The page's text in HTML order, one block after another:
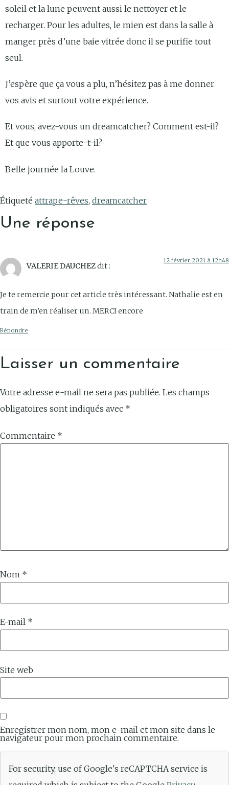
soleil et la lune peuvent aussi le nettoyer et le
recharger. Pour les adultes, le mien est dans la salle à
manger près d’une baie vitrée donc il se purifie tout
seul.
J’espère que ça vous a plu, n’hésitez pas à me donner
vos avis et surtout votre expérience.
Et vous, avez-vous un dreamcatcher? Comment est-il?
Et que vous apporte-t-il?
Belle journée la Louve.
Étiqueté attrape-rêves, dreamcatcher
Une réponse
VALERIE DAUCHEZdit :
12 février 2021 à 12h48
Je te remercie pour cet article très intéressant. Nathalie est en
train de m’en réaliser un. MERCI encore
Répondre
Laisser un commentaire
Votre adresse e-mail ne sera pas publiée. Les champs
obligatoires sont indiqués avec *
Commentaire *
Nom *
E-mail *
Site web
Enregistrer mon nom, mon e-mail et mon site dans le
navigateur pour mon prochain commentaire.
For security, use of Google's reCAPTCHA service is